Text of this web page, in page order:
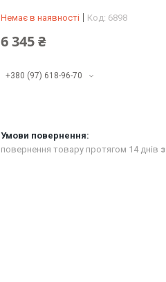
Немає в наявності Код: 6898
6 345 ₴
+380 (97) 618-96-70
повернення товару протягом 14 днів